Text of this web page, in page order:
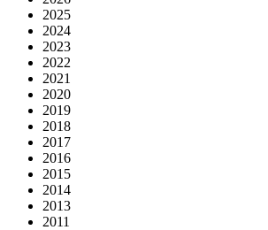
2025
2024
2023
2022
2021
2020
2019
2018
2017
2016
2015
2014
2013
2011